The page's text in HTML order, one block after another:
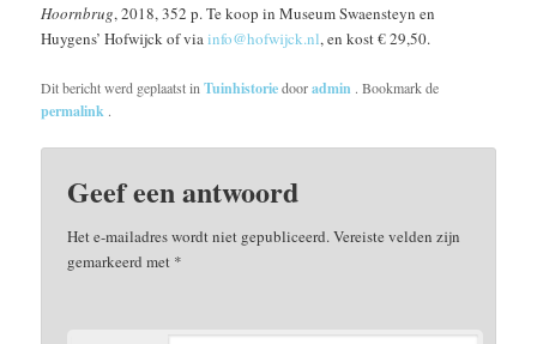
Hoornbrug, 2018, 352 p. Te koop in Museum Swaensteyn en
Huygens’ Hofwijck of viainfo@hofwijck.nl, en kost € 29,50.
Dit bericht werd geplaatst inTuinhistoriedooradmin . Bookmark de
permalink .
Geef een antwoord
Het e-mailadres wordt niet gepubliceerd.Vereiste velden zijn
gemarkeerd met *